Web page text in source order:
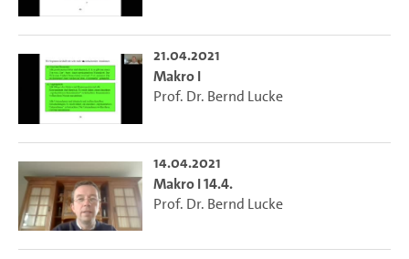
21.04.2021
Makro I
Prof. Dr. Bernd Lucke
14.04.2021
Makro I 14.4.
Prof. Dr. Bernd Lucke